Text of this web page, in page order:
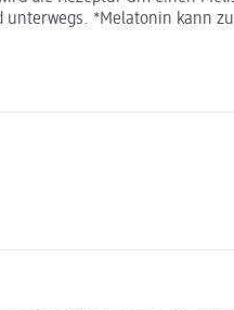
*Melatonin kann